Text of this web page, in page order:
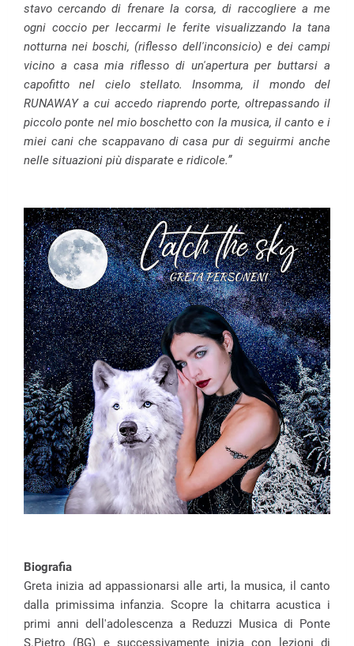
stavo cercando di frenare la corsa, di raccogliere a me
ogni coccio per leccarmi le ferite visualizzando la tana
notturna nei boschi, (riflesso dell'inconsicio) e dei campi
vicino a casa mia riflesso di un'apertura per buttarsi a
capofitto nel cielo stellato. Insomma, il mondo del
RUNAWAY a cui accedo riaprendo porte, oltrepassando il
piccolo ponte nel mio boschetto con la musica, il canto e i
miei cani che scappavano di casa pur di seguirmi anche
nelle situazioni più disparate e ridicole.”
Biografia
Greta inizia ad appassionarsi alle arti, la musica, il canto
dalla primissima infanzia. Scopre la chitarra acustica i
primi anni dell'adolescenza a Reduzzi Musica di Ponte
S.Pietro (BG) e successivamente inizia con lezioni di